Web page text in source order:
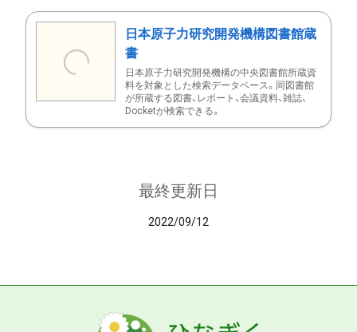
日本原子力研究開発機構図書館蔵
書
日本原子力研究開発機構の中央図書館所蔵資
料を対象とした検索データベース。同図書館
が所蔵する図書、レポート、会議資料、雑誌、
Docketが検索できる。
最終更新日
2022/09/12